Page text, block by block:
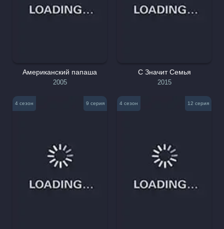
Американский папаша
2005
С Значит Семья
2015
4 сезон 9 серия 4 сезон 12 серия